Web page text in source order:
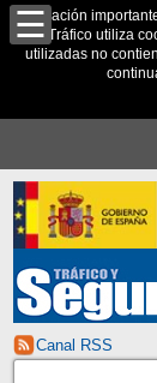
Información
de Tráfico utiliza
utilizadas no
Canal RSS